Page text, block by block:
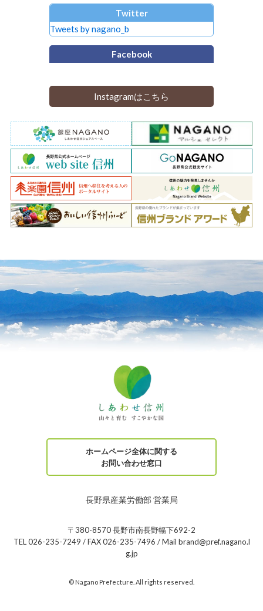
Twitter
Tweets by nagano_b
Facebook
Instagramはこちら
ホームページ全体に関する
お問い合わせ窓口
長野県産業労働部 営業局
〒380-8570 長野市南長野幅下692-2
TEL 026-235-7249 / FAX 026-235-7496 / Mail brand@pref.nagano.l
g.jp
© Nagano Prefecture. All rights reserved.